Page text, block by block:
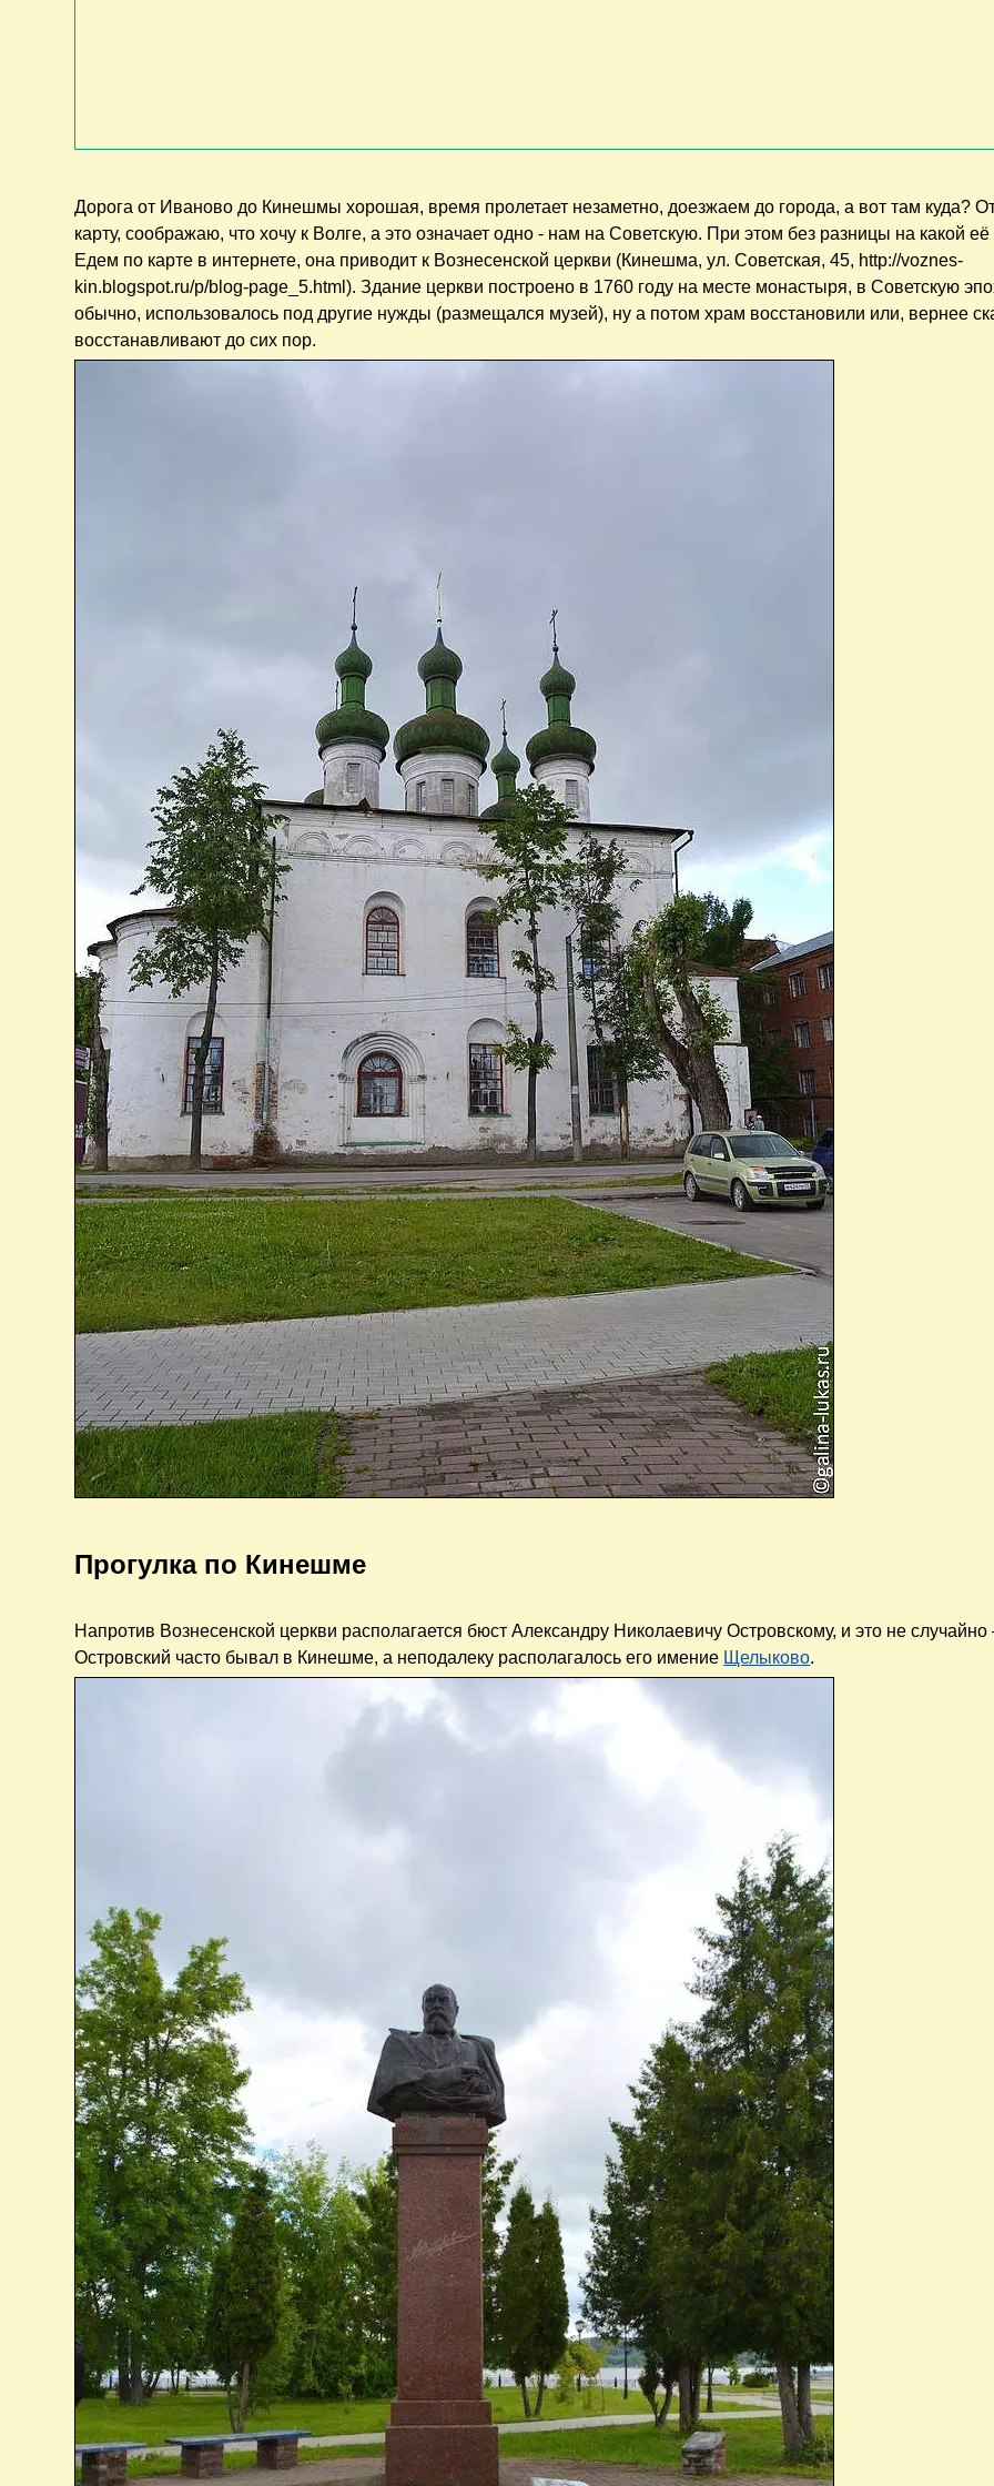
Дорога от Иваново до Кинешмы хорошая, время пролетает незаметно, доезжаем до города, а вот там куда?
карту, соображаю, что хочу к Волге, а это означает одно - нам на Советскую. При этом без разницы на какой её
Едем по карте в интернете, она приводит к Вознесенской церкви (Кинешма, ул. Советская, 45, http://voznes-
kin.blogspot.ru/p/blog-page_5.html). Здание церкви построено в 1760 году на месте монастыря, в Советскую
обычно, использовалось под другие нужды (размещался музей), ну а потом храм восстановили или, вернее
восстанавливают до сих пор.
Прогулка по Кинешме
Напротив Вознесенской церкви располагается бюст Александру Николаевичу Островскому, и это не случайно
Островский часто бывал в Кинешме, а неподалеку располагалось его имение Щелыково.